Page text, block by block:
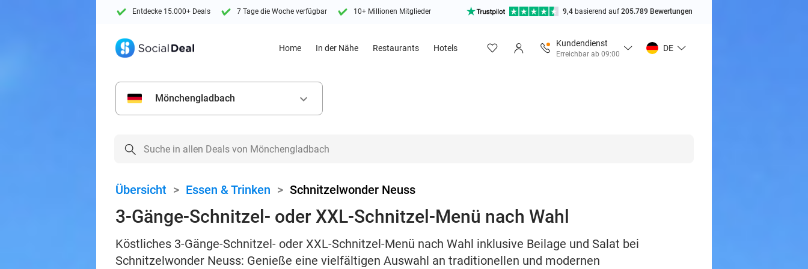
Entdecke 15.000+ Deals 7 Tage die Woche verfügbar 10+ Millionen Mitglieder 9,4 basierend auf205.789 Bewertungen
Home In der Nähe Restaurants Hotels
Kundendienst
Erreichbar ab 09:00
DE
Mönchengladbach keyboard_arrow_down
Übersicht > Essen & Trinken > Schnitzelwonder Neuss
3-Gänge-Schnitzel- oder XXL-Schnitzel-Menü nach Wahl
Köstliches 3-Gänge-Schnitzel- oder XXL-Schnitzel-Menü nach Wahl inklusive Beilage und Salat bei
Schnitzelwonder Neuss: Genieße eine vielfältigen Auswahl an traditionellen und modernen